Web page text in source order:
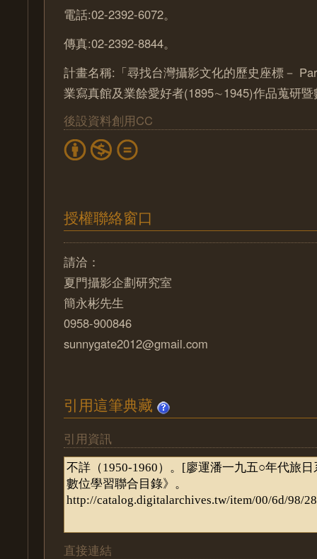
電話:02-2392-6072。
傳真:02-2392-8844。
計畫名稱:「尋找台灣攝影文化的歷史座標－
業寫真館及業餘愛好者(1895∼1945)作品蒐研
後設資料創用CC
授權聯絡窗口
請洽：
夏門攝影企劃研究室
簡永彬先生
0958-900846
sunnygate2012@gmail.com
引用這筆典藏
引用資訊
直接連結